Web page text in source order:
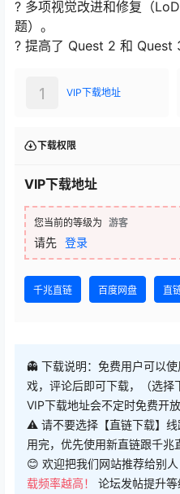
? 多项视觉改进和修复（
题）。
? 提高了 Quest 2 和 Quest
VIP下载地址
1
下载权限
VIP下载地址
您当前的等级为 游客
请先 登录
千兆直链 百度网盘 直
👻 下载说明：免费用户可以
戏，评论后即可下载，（选择
VIP下载地址会不定时免费开放
⚠ 请不要选择【直链下载】
用完，优先使用新直链跟千兆
😊 欢迎把我们网站推荐给别人
载频率越高！ 论坛发帖提升等